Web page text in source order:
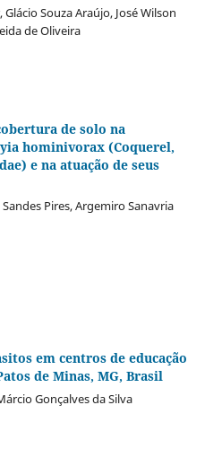
Souza Araújo, José Wilson
de Oliveira
de solo na
hominivorax (Coquerel,
e na atuação de seus
Pires, Argemiro Sanavria
em centros de educação
de Minas, MG, Brasil
Gonçalves da Silva